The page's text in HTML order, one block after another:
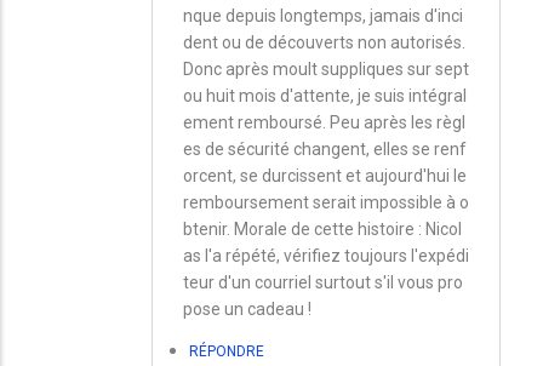
nque depuis longtemps, jamais d'inci
dent ou de découverts non autorisés.
Donc après moult suppliques sur sept
ou huit mois d'attente, je suis intégral
ement remboursé. Peu après les règl
es de sécurité changent, elles se renf
orcent, se durcissent et aujourd'hui le
remboursement serait impossible à o
btenir. Morale de cette histoire : Nicol
as l'a répété, vérifiez toujours l'expédi
teur d'un courriel surtout s'il vous pro
pose un cadeau !
RÉPONDRE